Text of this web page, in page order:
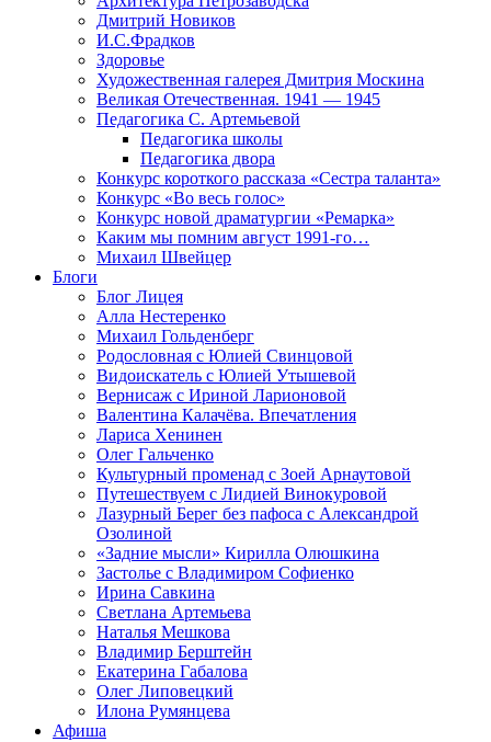
Дмитрий Новиков
И.С.Фрадков
Здоровье
Художественная галерея Дмитрия Москина
Великая Отечественная. 1941 — 1945
Педагогика С. Артемьевой
Педагогика школы
Педагогика двора
Конкурс короткого рассказа «Сестра таланта»
Конкурс «Во весь голос»
Конкурс новой драматургии «Ремарка»
Каким мы помним август 1991-го…
Михаил Швейцер
Блоги
Блог Лицея
Алла Нестеренко
Михаил Гольденберг
Родословная с Юлией Свинцовой
Видоискатель с Юлией Утышевой
Вернисаж с Ириной Ларионовой
Валентина Калачёва. Впечатления
Лариса Хенинен
Олег Гальченко
Культурный променад с Зоей Арнаутовой
Путешествуем с Лидией Винокуровой
Лазурный Берег без пафоса с Александрой
Озолиной
«Задние мысли» Кирилла Олюшкина
Застолье с Владимиром Софиенко
Ирина Савкина
Светлана Артемьева
Наталья Мешкова
Владимир Берштейн
Екатерина Габалова
Олег Липовецкий
Илона Румянцева
Афиша